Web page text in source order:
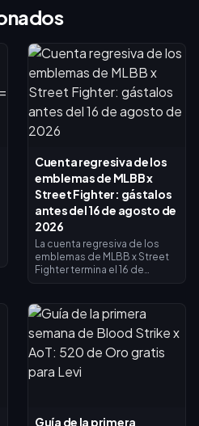
Cuenta regresiva de los
emblemas de MLBB x
Street Fighter: gástalos
antes del 16 de agosto de
2026
La cuenta regresiva de los
emblemas de MLBB x Street
Fighter termina el 16 de
colaboración de 45 días y su
tienda de intercambio de
emblemas. Se espera que los
emblemas no utilizados
caduquen con el evento, así
que canjea todo ahora: los
Guía de la primera